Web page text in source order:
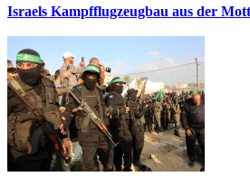
Israels Kampfflugzeugbau aus der